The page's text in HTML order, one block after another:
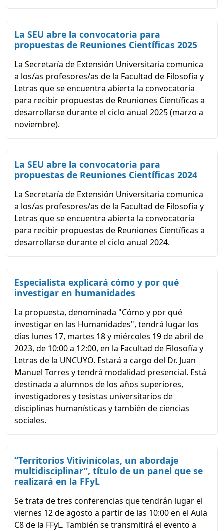
La SEU abre la convocatoria para
propuestas de Reuniones Científicas 2025
La Secretaría de Extensión Universitaria comunica
a los/as profesores/as de la Facultad de Filosofía y
Letras que se encuentra abierta la convocatoria
para recibir propuestas de Reuniones Científicas a
desarrollarse durante el ciclo anual 2025 (marzo a
noviembre).
La SEU abre la convocatoria para
propuestas de Reuniones Científicas 2024
La Secretaría de Extensión Universitaria comunica
a los/as profesores/as de la Facultad de Filosofía y
Letras que se encuentra abierta la convocatoria
para recibir propuestas de Reuniones Científicas a
desarrollarse durante el ciclo anual 2024.
Especialista explicará cómo y por qué
investigar en humanidades
La propuesta, denominada "Cómo y por qué
investigar en las Humanidades", tendrá lugar los
días lunes 17, martes 18 y miércoles 19 de abril de
2023, de 10:00 a 12:00, en la Facultad de Filosofía y
Letras de la UNCUYO. Estará a cargo del Dr. Juan
Manuel Torres y tendrá modalidad presencial. Está
destinada a alumnos de los años superiores,
investigadores y tesistas universitarios de
disciplinas humanísticas y también de ciencias
sociales.
“Territorios Vitivinícolas, un abordaje
multidisciplinar”, título de un panel que se
realizará en la FFyL
Se trata de tres conferencias que tendrán lugar el
viernes 12 de agosto a partir de las 10:00 en el Aula
C8 de la FFyL. También se transmitirá el evento a